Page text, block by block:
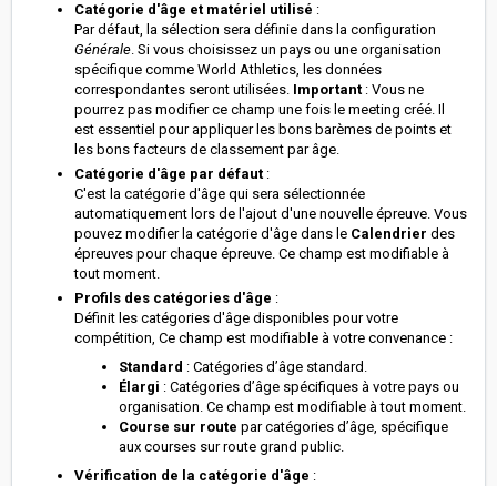
Catégorie d'âge et matériel utilisé :
Par défaut, la sélection sera définie dans la configuration
Générale. Si vous choisissez un pays ou une organisation
spécifique comme World Athletics, les données
correspondantes seront utilisées. Important : Vous ne
pourrez pas modifier ce champ une fois le meeting créé. Il
est essentiel pour appliquer les bons barèmes de points et
les bons facteurs de classement par âge.
Catégorie d'âge par défaut :
C'est la catégorie d'âge qui sera sélectionnée
automatiquement lors de l'ajout d'une nouvelle épreuve. Vous
pouvez modifier la catégorie d'âge dans le Calendrier des
épreuves pour chaque épreuve. Ce champ est modifiable à
tout moment.
Profils des catégories d'âge :
Définit les catégories d'âge disponibles pour votre
compétition, Ce champ est modifiable à votre convenance :
Standard : Catégories d’âge standard.
Élargi : Catégories d’âge spécifiques à votre pays ou
organisation. Ce champ est modifiable à tout moment.
Course sur route par catégories d’âge, spécifique
aux courses sur route grand public.
Vérification de la catégorie d'âge :